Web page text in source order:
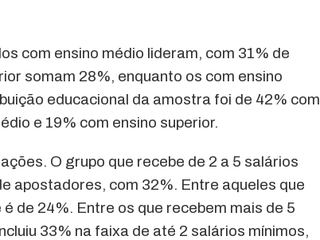
com ensino médio lideram, com 31% de
somam 28%, enquanto os com ensino
educacional da amostra foi de 42% com
e 19% com ensino superior.
O grupo que recebe de 2 a 5 salários
apostadores, com 32%. Entre aqueles que
de 24%. Entre os que recebem mais de 5
33% na faixa de até 2 salários mínimos,